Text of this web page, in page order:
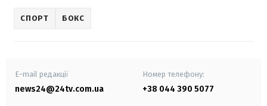
СПОРТ БОКС
E-mail редакції
news24@24tv.com.ua
Номер телефону:
+38 044 390 5077